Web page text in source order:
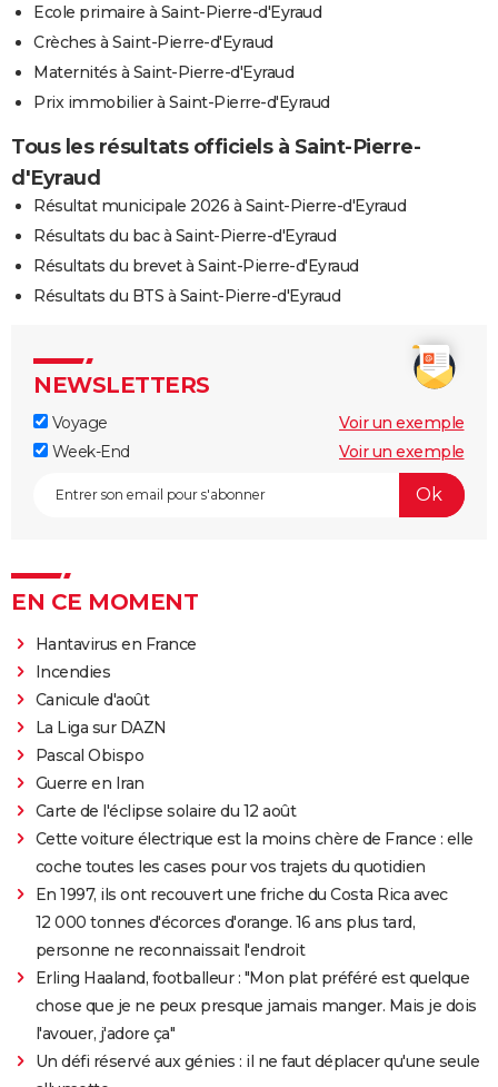
Ecole primaire à Saint-Pierre-d'Eyraud
Crèches à Saint-Pierre-d'Eyraud
Maternités à Saint-Pierre-d'Eyraud
Prix immobilier à Saint-Pierre-d'Eyraud
Tous les résultats officiels à Saint-Pierre-
d'Eyraud
Résultat municipale 2026 à Saint-Pierre-d'Eyraud
Résultats du bac à Saint-Pierre-d'Eyraud
Résultats du brevet à Saint-Pierre-d'Eyraud
Résultats du BTS à Saint-Pierre-d'Eyraud
NEWSLETTERS
Voyage
Voir un exemple
Week-End
Voir un exemple
EN CE MOMENT
Hantavirus en France
Incendies
Canicule d'août
La Liga sur DAZN
Pascal Obispo
Guerre en Iran
Carte de l'éclipse solaire du 12 août
Cette voiture électrique est la moins chère de France : elle
coche toutes les cases pour vos trajets du quotidien
En 1997, ils ont recouvert une friche du Costa Rica avec
12 000 tonnes d'écorces d'orange. 16 ans plus tard,
personne ne reconnaissait l'endroit
Erling Haaland, footballeur : "Mon plat préféré est quelque
chose que je ne peux presque jamais manger. Mais je dois
l'avouer, j'adore ça"
Un défi réservé aux génies : il ne faut déplacer qu'une seule